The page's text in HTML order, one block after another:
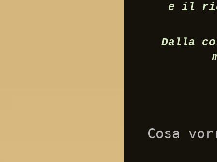
e il
Dalla
Cosa